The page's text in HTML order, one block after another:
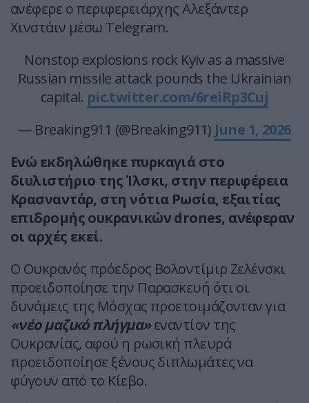
ανέφερε ο περιφερειάρχης Αλεξάντερ
Χινστάιν μέσω Telegram.
Nonstop explosions rock Kyiv as a massive
Russian missile attack pounds the Ukrainian
capital. pic.twitter.com/6reiRp3Cuj
— Breaking911 (@Breaking911) June 1, 2026
Ενώ εκδηλώθηκε πυρκαγιά στο
διυλιστήριο της Ίλσκι, στην περιφέρεια
Κρασναντάρ, στη νότια Ρωσία, εξαιτίας
επιδρομής ουκρανικών drones, ανέφεραν
οι αρχές εκεί.
Ο Ουκρανός πρόεδρος Βολοντίμιρ Ζελένσκι
προειδοποίησε την Παρασκευή ότι οι
δυνάμεις της Μόσχας προετοιμάζονταν για
«νέο μαζικό πλήγμα»εναντίον της
Ουκρανίας, αφού η ρωσική πλευρά
προειδοποίησε ξένους διπλωμάτες να
φύγουν από το Κίεβο.